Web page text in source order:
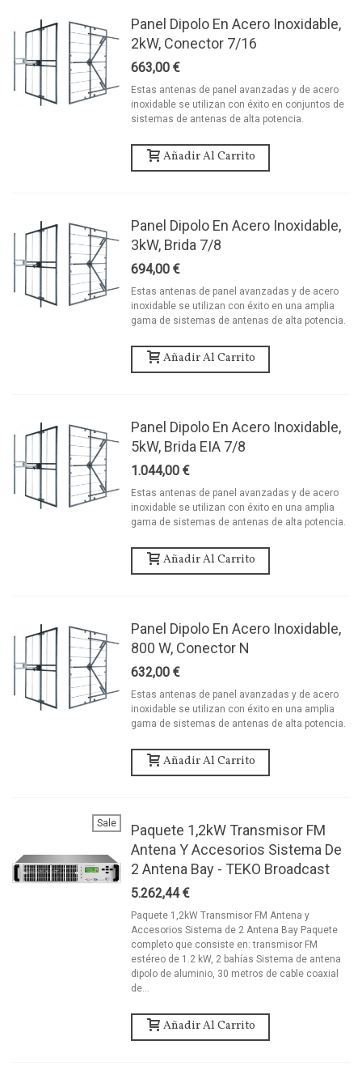
Panel Dipolo En Acero Inoxidable,
2kW, Conector 7/16
663,00 €
Estas antenas de panel avanzadas y de acero
inoxidable se utilizan con éxito en conjuntos de
sistemas de antenas de alta potencia.
Añadir Al Carrito
Panel Dipolo En Acero Inoxidable,
3kW, Brida 7/8
694,00 €
Estas antenas de panel avanzadas y de acero
inoxidable se utilizan con éxito en una amplia
gama de sistemas de antenas de alta potencia.
Añadir Al Carrito
Panel Dipolo En Acero Inoxidable,
5kW, Brida EIA 7/8
1.044,00 €
Estas antenas de panel avanzadas y de acero
inoxidable se utilizan con éxito en una amplia
gama de sistemas de antenas de alta potencia.
Añadir Al Carrito
Panel Dipolo En Acero Inoxidable,
800 W, Conector N
632,00 €
Estas antenas de panel avanzadas y de acero
inoxidable se utilizan con éxito en una amplia
gama de sistemas de antenas de alta potencia.
Añadir Al Carrito
Sale
Paquete 1,2kW Transmisor FM
Antena Y Accesorios Sistema De
2 Antena Bay - TEKO Broadcast
5.262,44 €
Paquete 1,2kW Transmisor FM Antena y
Accesorios Sistema de 2 Antena Bay Paquete
completo que consiste en: transmisor FM
estéreo de 1.2 kW, 2 bahías Sistema de antena
dipolo de aluminio, 30 metros de cable coaxial
de...
Añadir Al Carrito